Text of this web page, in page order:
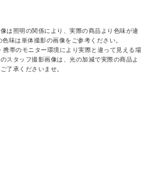
は照明の関係により、実際の商品より色味が違
味は単体撮影の画像をご参考ください。
帯のモニター環境により実際と違って見える場
スタッフ撮影画像は、光の加減で実際の商品よ
了承くださいませ。